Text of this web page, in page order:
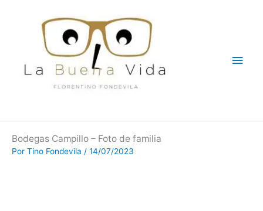
Bodegas Campillo – Foto de familia
Por Tino Fondevila / 14/07/2023